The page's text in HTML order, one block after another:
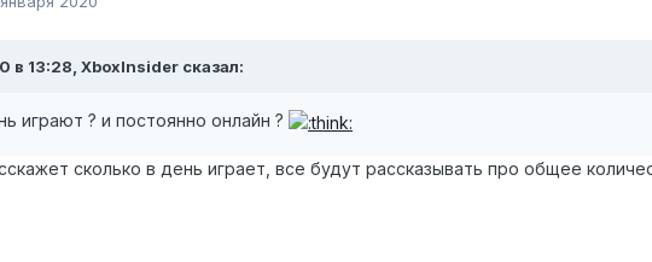
в 13:28, XboxInsider сказал:
играют ? и постоянно онлайн ?
сколько в день играет, все будут рассказывать про общее